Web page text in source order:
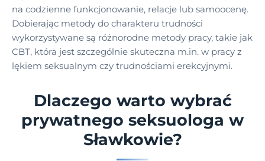
na codzienne funkcjonowanie, relacje lub samoocenę.
Dobierając metody do charakteru trudności
wykorzystywane są różnorodne metody pracy, takie jak
CBT, która jest szczególnie skuteczna m.in. w pracy z
lękiem seksualnym czy trudnościami erekcyjnymi.
Dlaczego warto wybrać
prywatnego seksuologa w
Sławkowie?